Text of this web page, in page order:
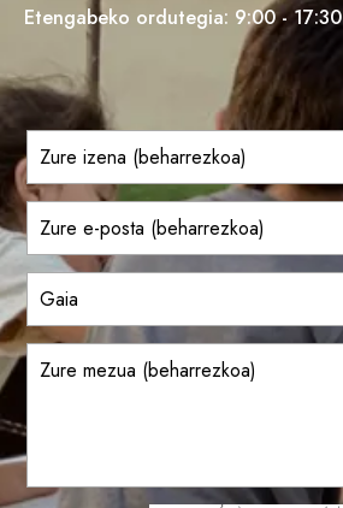
Etengabeko ordutegia: 9:00 - 17:30